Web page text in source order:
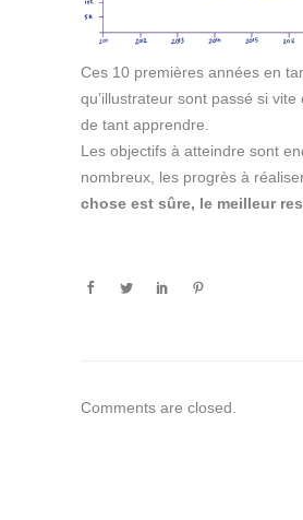
Ces 10 premières années en
qu’illustrateur sont passé si vite
de tant apprendre.
Les objectifs à atteindre sont
nombreux, les progrès à
chose est sûre, le meilleur
Comments are closed.